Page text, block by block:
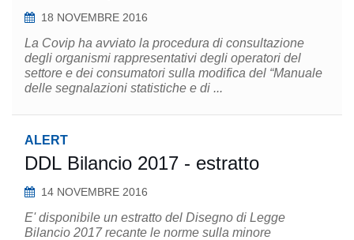
18 NOVEMBRE 2016
La Covip ha avviato la procedura di consultazione
degli organismi rappresentativi degli operatori del
settore e dei consumatori sulla modifica del “Manuale
delle segnalazioni statistiche e di ...
ALERT
DDL Bilancio 2017 - estratto
14 NOVEMBRE 2016
E' disponibile un estratto del Disegno di Legge
Bilancio 2017 recante le norme sulla minore